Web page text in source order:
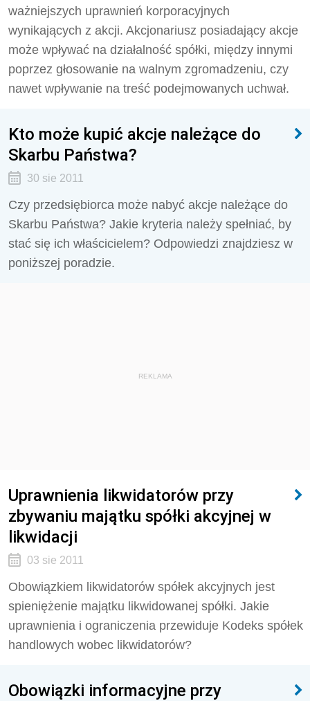
ważniejszych uprawnień korporacyjnych
wynikających z akcji. Akcjonariusz posiadający akcje
może wpływać na działalność spółki, między innymi
poprzez głosowanie na walnym zgromadzeniu, czy
nawet wpływanie na treść podejmowanych uchwał.
Kto może kupić akcje należące do
Skarbu Państwa?
30 sie 2011
Czy przedsiębiorca może nabyć akcje należące do
Skarbu Państwa? Jakie kryteria należy spełniać, by
stać się ich właścicielem? Odpowiedzi znajdziesz w
poniższej poradzie.
REKLAMA
Uprawnienia likwidatorów przy
zbywaniu majątku spółki akcyjnej w
likwidacji
03 sie 2011
Obowiązkiem likwidatorów spółek akcyjnych jest
spieniężenie majątku likwidowanej spółki. Jakie
uprawnienia i ograniczenia przewiduje Kodeks spółek
handlowych wobec likwidatorów?
Obowiązki informacyjne przy